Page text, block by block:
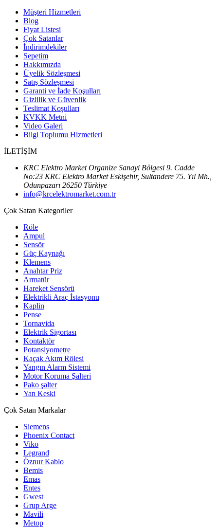
Müşteri Hizmetleri
Blog
Fiyat Listesi
Çok Satanlar
İndirimdekiler
Sepetim
Hakkımızda
Üyelik Sözleşmesi
Satış Sözleşmesi
Garanti ve İade Koşulları
Gizlilik ve Güvenlik
Teslimat Koşulları
KVKK Metni
Video Galeri
Bilgi Toplumu Hizmetleri
İLETİŞİM
KRC Elektro Market Organize Sanayi Bölgesi 9. Cadde
No:23 KRC Elektro Market Eskişehir, Sultandere 75. Yıl Mh.,
Odunpazarı 26250 Türkiye
info@krcelektromarket.com.tr
Çok Satan Kategoriler
Röle
Ampul
Sensör
Güç Kaynağı
Klemens
Anahtar Priz
Armatür
Hareket Sensörü
Elektrikli Araç İstasyonu
Kaplin
Pense
Tornavida
Elektrik Sigortası
Kontaktör
Potansiyometre
Kaçak Akım Rölesi
Yangın Alarm Sistemi
Motor Koruma Şalteri
Pako şalter
Yan Keski
Çok Satan Markalar
Siemens
Phoenix Contact
Viko
Legrand
Öznur Kablo
Bemis
Emas
Entes
Gwest
Grup Arge
Mavili
Metop